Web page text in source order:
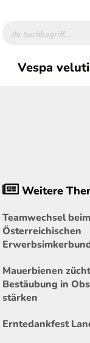
Vespa
Weitere
Teamwechsel beim
Österreichischen
Mauerbienen
Bestäubung in
stärken
Erntedankfest